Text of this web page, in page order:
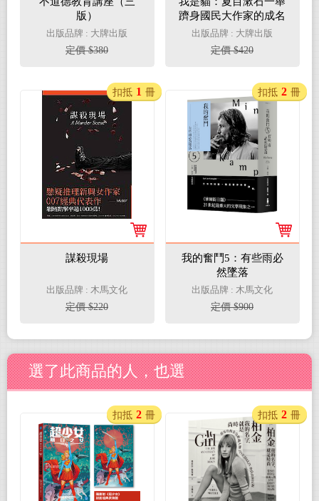
版）
出版品牌 : 大牌出版
定價 $380
躋身國民大作家的成名
代表作（二版）
出版品牌 : 大牌出版
定價 $420
謀殺現場
出版品牌 : 木馬文化
定價 $220
扣抵 1 冊
我的奮鬥5：有些雨必
然墜落
出版品牌 : 木馬文化
定價 $900
扣抵 2 冊
選了此商品的人，也選
扣抵 2 冊 扣抵 2 冊